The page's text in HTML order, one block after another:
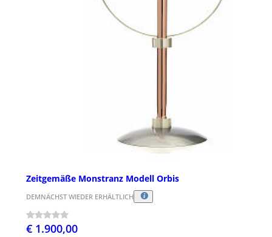
Zeitgemäße Monstranz Modell Orbis
DEMNÄCHST WIEDER ERHÄLTLICH
€ 1.900,00